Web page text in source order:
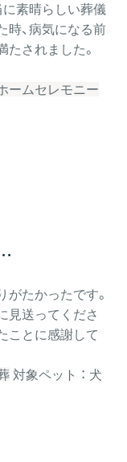
素晴らしい葬儀
時、病気になる前
たされました。
ームセレモニー
がたかったです。
見送ってくださ
ことに感謝して
対象ペット ： 犬